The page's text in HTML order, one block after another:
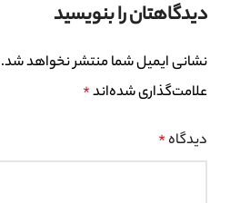
دیدگاهتان را بنویسید
نشانی ایمیل شما منتشر نخواهد شد.
علامت‌گذاری شده‌اند*
دیدگاه*